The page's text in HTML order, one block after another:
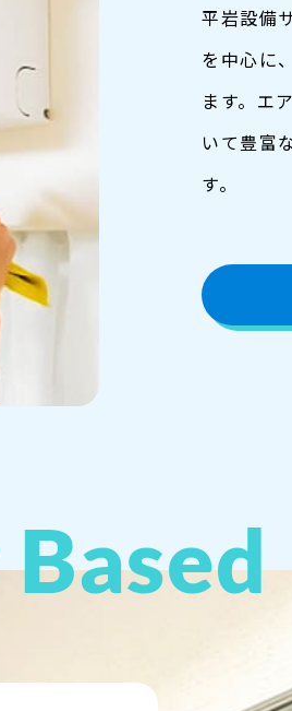
平岩設備
を中心に
ます。エ
いて豊富
す。